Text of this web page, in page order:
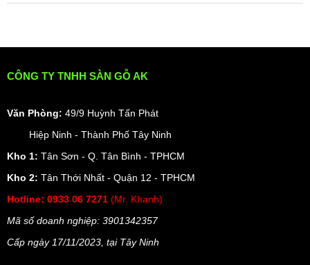
CÔNG TY TNHH SÀN GỖ AK
Văn Phòng: 49/9 Huỳnh Tấn Phát
Hiệp Ninh - Thành Phố Tây Ninh
Kho 1: Tân Sơn - Q. Tân Bình - TPHCM
Kho 2: Tân Thới Nhất - Quận 12 - TPHCM
Hotline: 0933 06 7271 (Mr. Khanh)
Mã số doanh nghiệp: 3901342357
Cấp ngày 17/11/2023, tại Tây Ninh